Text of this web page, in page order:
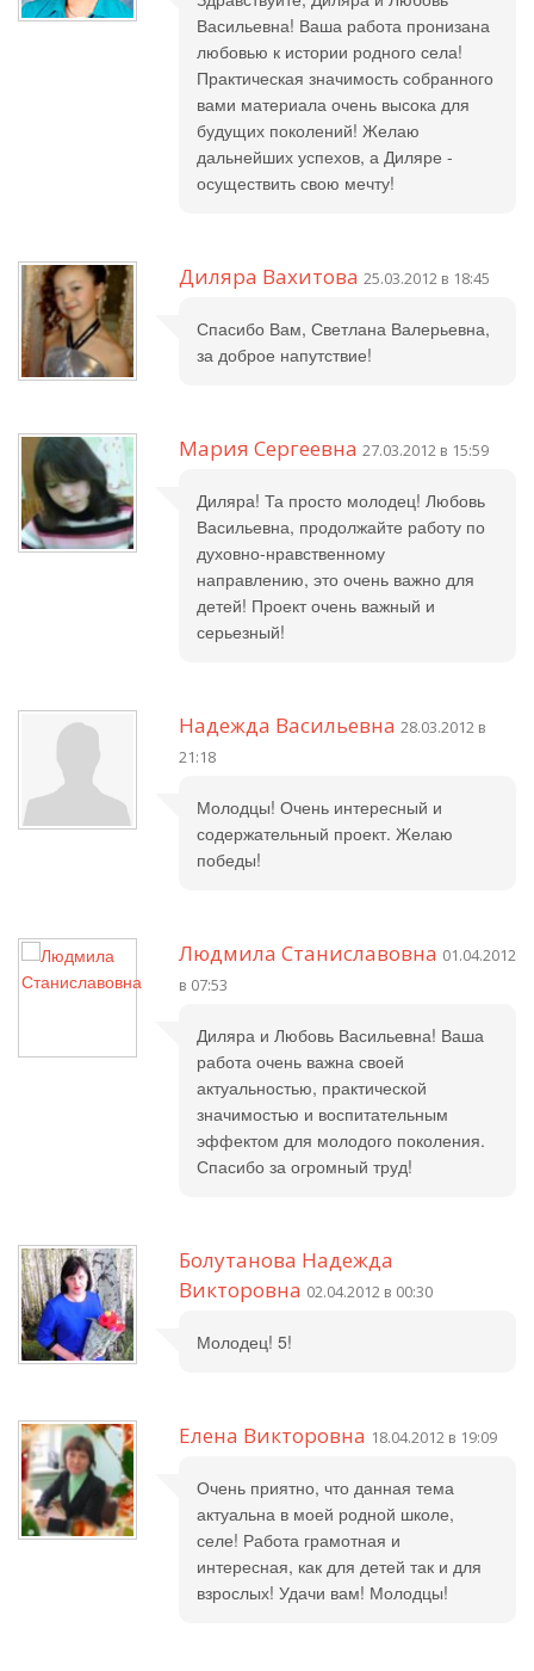
Васильевна! Ваша работа пронизана
любовью к истории родного села!
Практическая значимость собранного
вами материала очень высока для
будущих поколений! Желаю
дальнейших успехов, а Диляре -
осуществить свою мечту!
Диляра Вахитова 25.03.2012 в 18:45
Спасибо Вам, Светлана Валерьевна,
за доброе напутствие!
Мария Сергеевна 27.03.2012 в 15:59
Диляра! Та просто молодец! Любовь
Васильевна, продолжайте работу по
духовно-нравственному
направлению, это очень важно для
детей! Проект очень важный и
серьезный!
Надежда Васильевна 28.03.2012 в
21:18
Молодцы! Очень интересный и
содержательный проект. Желаю
победы!
Людмила Станиславовна 01.04.2012
в 07:53
Диляра и Любовь Васильевна! Ваша
работа очень важна своей
актуальностью, практической
значимостью и воспитательным
эффектом для молодого поколения.
Спасибо за огромный труд!
Болутанова Надежда
Викторовна 02.04.2012 в 00:30
Молодец! 5!
Елена Викторовна 18.04.2012 в 19:09
Очень приятно, что данная тема
актуальна в моей родной школе,
селе! Работа грамотная и
интересная, как для детей так и для
взрослых! Удачи вам! Молодцы!